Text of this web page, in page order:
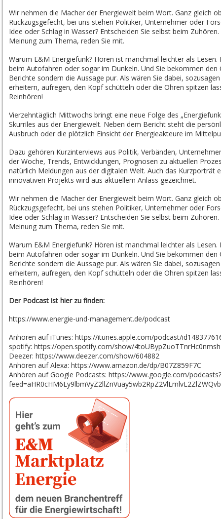
Wir nehmen die Macher der Energiewelt beim Wort. Ganz gleich
Rückzugsgefecht, bei uns stehen Politiker, Unternehmer oder
Idee oder Schlag in Wasser? Entscheiden Sie selbst beim
Meinung zum Thema, reden Sie mit.
Warum E&M Energiefunk? Hören ist manchmal leichter als
beim Autofahren oder sogar im Dunkeln. Und Sie bekommen
Berichte sondern die Aussage pur. Als wären Sie dabei,
erheitern, aufregen, den Kopf schütteln oder die Ohren spitzen
Reinhören!
Vierzehntäglich Mittwochs bringt eine neue Folge des
Skurriles aus der Energiewelt. Neben dem Bericht steht die
Ausbruch oder die plötzlich Einsicht der Energieakteure im
Dazu gehören Kurzinterviews aus Politik, Verbänden,
der Woche, Trends, Entwicklungen, Prognosen zu aktuellen
natürlich Meldungen aus der digitalen Welt. Auch das Kurzporträt
innovativen Projekts wird aus aktuellem Anlass gezeichnet.
Wir nehmen die Macher der Energiewelt beim Wort. Ganz gleich
Rückzugsgefecht, bei uns stehen Politiker, Unternehmer oder
Idee oder Schlag in Wasser? Entscheiden Sie selbst beim
Meinung zum Thema, reden Sie mit.
Warum E&M Energiefunk? Hören ist manchmal leichter als
beim Autofahren oder sogar im Dunkeln. Und Sie bekommen
Berichte sondern die Aussage pur. Als wären Sie dabei,
erheitern, aufregen, den Kopf schütteln oder die Ohren spitzen
Reinhören!
Der Podcast ist hier zu finden:
https://www.energie-und-management.de/podcast
Anhören auf iTunes: https://itunes.apple.com/podcast/
spotify: https://open.spotify.com/show/
Deezer: https://www.deezer.com/show/604882
Anhören auf Alexa: https://www.amazon.de/dp/B07Z859F7C
Anhören auf Google Podcasts: https://www.google.com/podcasts?